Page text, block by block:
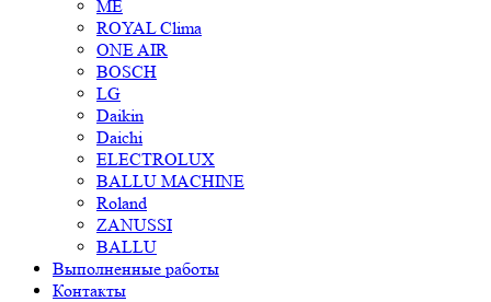
ME
ROYAL Clima
ONE AIR
BOSCH
LG
Daikin
Daichi
ELECTROLUX
BALLU MACHINE
Roland
ZANUSSI
BALLU
Выполненные работы
Контакты